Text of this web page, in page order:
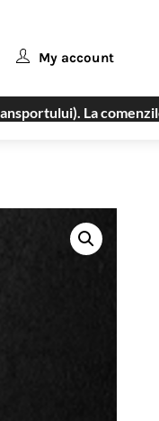
My account
La